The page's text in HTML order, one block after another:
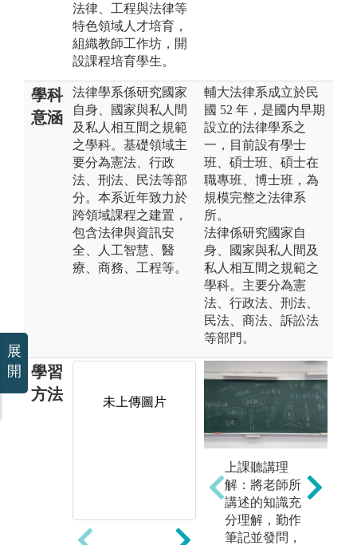
法律、工程與法律等
特色領域人才培育，
組織教師工作坊，開
設課程培育學生。
學科
意涵
法律學系係研究國家
自身、國家與私人間
及私人相互間之規範
之學科。基礎領域主
要分為憲法、行政
法、刑法、民法等部
分。本系近年致力於
跨領域課程之建置，
包含法律與資訊安
全、人工智慧、醫
療、商務、工程等。
輔大法律系成立於民
國 52 年，是國内早期
設立的法律學系之
一，目前設有學士
班、碩士班、碩士在
職專班、博士班，為
規模完整之法律系
所。
法律係研究國家自
身、國家與私人間及
私人相互間之規範之
學科。主要分為憲
法、行政法、刑法、
民法、商法、訴訟法
等部門。
學習
方法
未上傳圖片 未上傳圖片
上課聽講理
解：將老師所
講述的知識充
分理解，勤作
筆記並發問，
展
開